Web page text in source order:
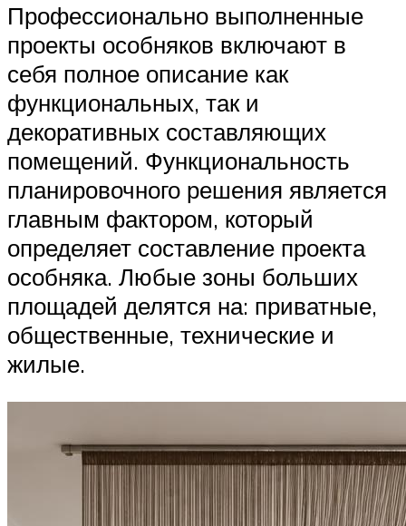
Профессионально выполненные
проекты особняков включают в
себя полное описание как
функциональных, так и
декоративных составляющих
помещений. Функциональность
планировочного решения является
главным фактором, который
определяет составление проекта
особняка. Любые зоны больших
площадей делятся на: приватные,
общественные, технические и
жилые.